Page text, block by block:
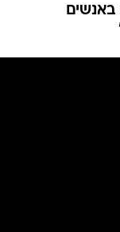
באנשים